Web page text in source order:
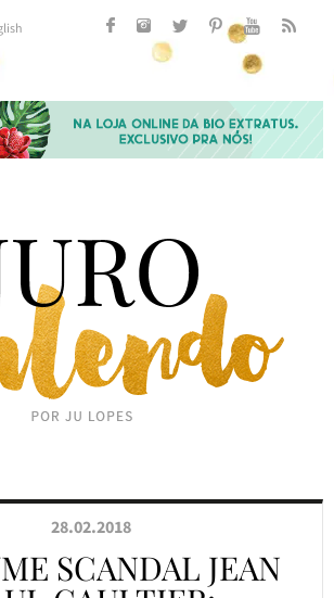
28.02.2018
SCANDAL JEAN